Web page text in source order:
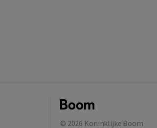
© 2026 Koninklijke Boom